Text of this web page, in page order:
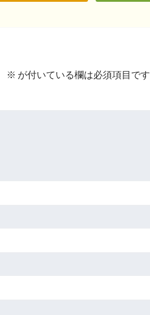
※ が付いている欄は必須項目です